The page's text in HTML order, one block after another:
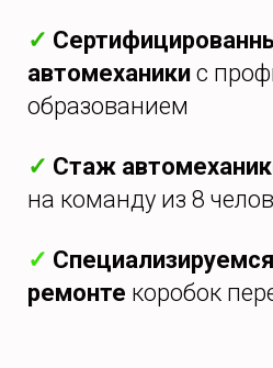
✓
автомеханики с
образованием
✓ Стаж
на команду из 8
✓
ремонте коробок